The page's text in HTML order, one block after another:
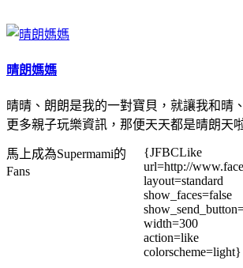
晴朗媽媽
晴晴、朗朗是我的一對寶貝，就讓我和晴
更多親子玩樂資訊，那便天天都是晴朗
馬上成為Supermami的
Fans
{JFBCLike
url=http://
layout=standard
show_faces=false
width=300
action=like
colorscheme=light}